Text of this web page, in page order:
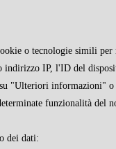
o tecnologie simili
indirizzo IP, l'ID del
"Ulteriori informazioni"
funzionalità del
dei dati: